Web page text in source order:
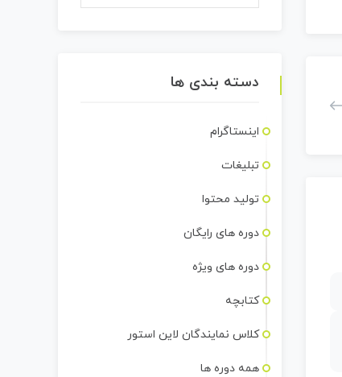
دسته بندی ها
اینستاگرام
تبلیغات
تولید محتوا
دوره های رایگان
دوره های ویژه
کتابچه
کلاس نمایندگان لاین استور
همه دوره ها